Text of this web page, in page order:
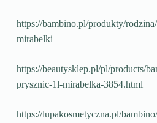
https://bambino.pl/produkty/
mirabelki
https://beautysklep.pl/pl/products/
prysznic-1l-mirabelka-3854.html
https://lupakosmetyczna.pl/